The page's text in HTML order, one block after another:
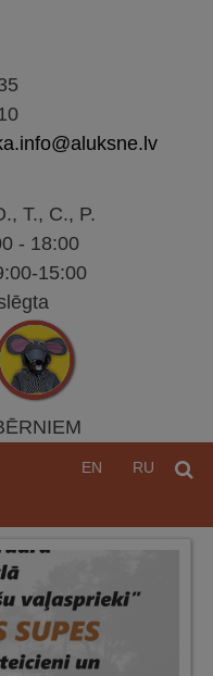
T., C., P.
- 18:00
15:00
EN RU